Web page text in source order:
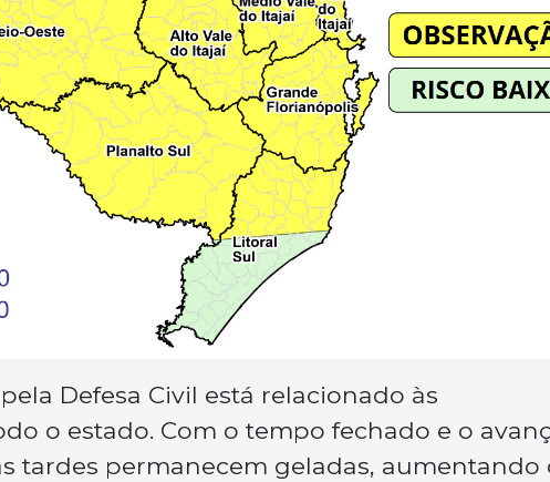
Defesa Civil está relacionado às
o estado. Com o tempo fechado e o
tardes permanecem geladas, aumentando